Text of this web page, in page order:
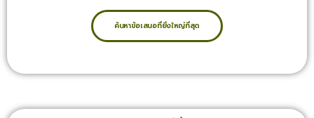
ค้นหาข้อเสนอที่ยิ่งใหญ่ที่สุด